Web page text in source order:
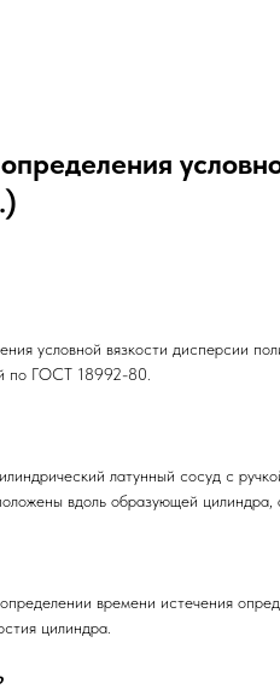
условной вязкости дисперсии
по ГОСТ 18992-80.
латунный сосуд с
вдоль образующей
времени истечения
цилиндра.